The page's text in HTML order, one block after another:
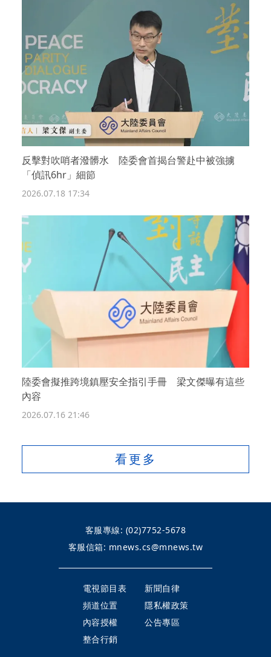
反擊對吹哨者潑髒水 陸委會首揭台警赴中被強擄
「偵訊6hr」細節
2026.07.18 17:34
陸委會擬推跨境鎮壓安全指引手冊 梁文傑曝有這些
內容
2026.07.16 21:46
看更多
客服專線: (02)7752-5678
客服信箱: mnews.cs@mnews.tw
電視節目表
新聞自律
頻道位置
隱私權政策
內容授權
公告專區
整合行銷